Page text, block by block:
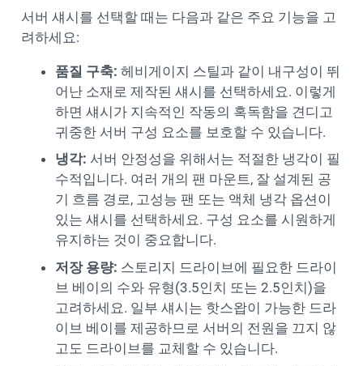
서버 섀시를 선택할 때는 다음과 같은 주요 기능을 고
려하세요:
품질 구축: 헤비게이지 스틸과 같이 내구성이 뛰
어난 소재로 제작된 섀시를 선택하세요. 이렇게
하면 섀시가 지속적인 작동의 혹독함을 견디고
귀중한 서버 구성 요소를 보호할 수 있습니다.
냉각: 서버 안정성을 위해서는 적절한 냉각이 필
수적입니다. 여러 개의 팬 마운트, 잘 설계된 공
기 흐름 경로, 고성능 팬 또는 액체 냉각 옵션이
있는 섀시를 선택하세요. 구성 요소를 시원하게
유지하는 것이 중요합니다.
저장 용량: 스토리지 드라이브에 필요한 드라이
브 베이의 수와 유형(3.5인치 또는 2.5인치)을
고려하세요. 일부 섀시는 핫스왑이 가능한 드라
이브 베이를 제공하므로 서버의 전원을 끄지 않
고도 드라이브를 교체할 수 있습니다.